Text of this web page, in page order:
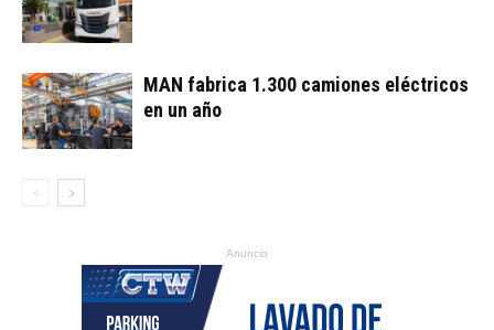
MAN fabrica 1.300 camiones eléctricos
en un año
Anuncio